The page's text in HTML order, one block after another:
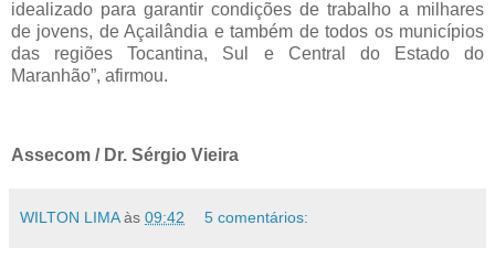
idealizado para garantir condições de trabalho a milhares
de jovens, de Açailândia e também de todos os municípios
das regiões Tocantina, Sul e Central do Estado do
Maranhão”, afirmou.
Assecom / Dr. Sérgio Vieira
WILTON LIMA às 09:42 5 comentários: